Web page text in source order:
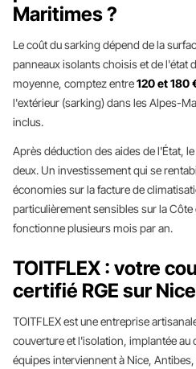
Maritimes ?
Le coût du sarking dépend de la
panneaux isolants choisis et de l'état
moyenne, comptez entre120 et 180
l'extérieur (sarking) dans les Alpes-
inclus.
Après déduction des aides de l'État,
deux. Un investissement qui se
économies sur la facture de
particulièrement sensibles sur la
fonctionne plusieurs mois par an.
TOITFLEX : votre
certifié RGE sur
TOITFLEX est une entreprise
couverture et l'isolation, implantée
équipes interviennent à Nice,